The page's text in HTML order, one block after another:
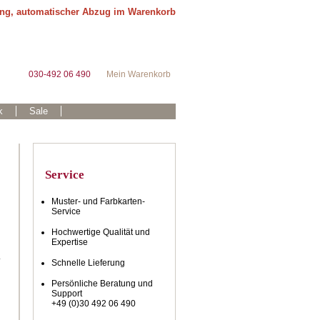
automatischer Abzug im Warenkorb
Mein Warenkorb
030-492 06 490
Sale
Service
Muster- und Farbkarten-
Service
Hochwertige Qualität und
Expertise
Schnelle Lieferung
Persönliche Beratung und
Support
+49 (0)30 492 06 490